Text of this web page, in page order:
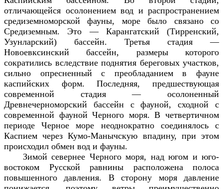
отличающейся осолонением вод и распространением
средиземноморской фауны, море было связано со
Средиземным. Это — Карангатский (Тирренский,
Узунларский) бассейн. Третья стадия —
Новоевксинский бассейн, размеры которого
сократились вследствие поднятия береговых участков,
сильно опресненный с преобладанием в фауне
каспийских форм. Последняя, предшествующая
современной стадия — осолоненный
Древнечерноморский бассейн с фауной, сходной с
современной фауной Черного моря. В четвертичном
периоде Черное море неоднократно соединялось с
Каспием через Кумо-Манычскую впадину, при этом
происходил обмен вод и фауны.
Зимой севернее Черного моря, над югом и юго-
востоком Русской равнины расположена полоса
повышенного давления. В сторону моря давление